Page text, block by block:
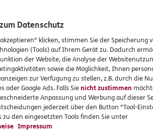
interessieren
Datenschutz
klicken, stimmen Sie der Speicherung
(Tools) auf Ihrem Gerät zu. Dadurch
der Website, die Analyse der
sowie die Möglichkeit, Ihnen
zur Verfügung zu stellen, z.B. durch die
oder Google Ads. Falls Sienicht zustimmen
Anpassung und Werbung auf dieser
jederzeit über den Button "Tool-
zu den eingesetzten Tools finden Sie unter
Impressum